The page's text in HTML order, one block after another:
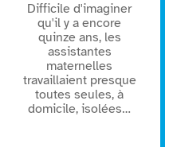
Difficile d'imaginer
qu'il y a encore
quinze ans, les
assistantes
maternelles
travaillaient presque
toutes seules, à
domicile, isolées…